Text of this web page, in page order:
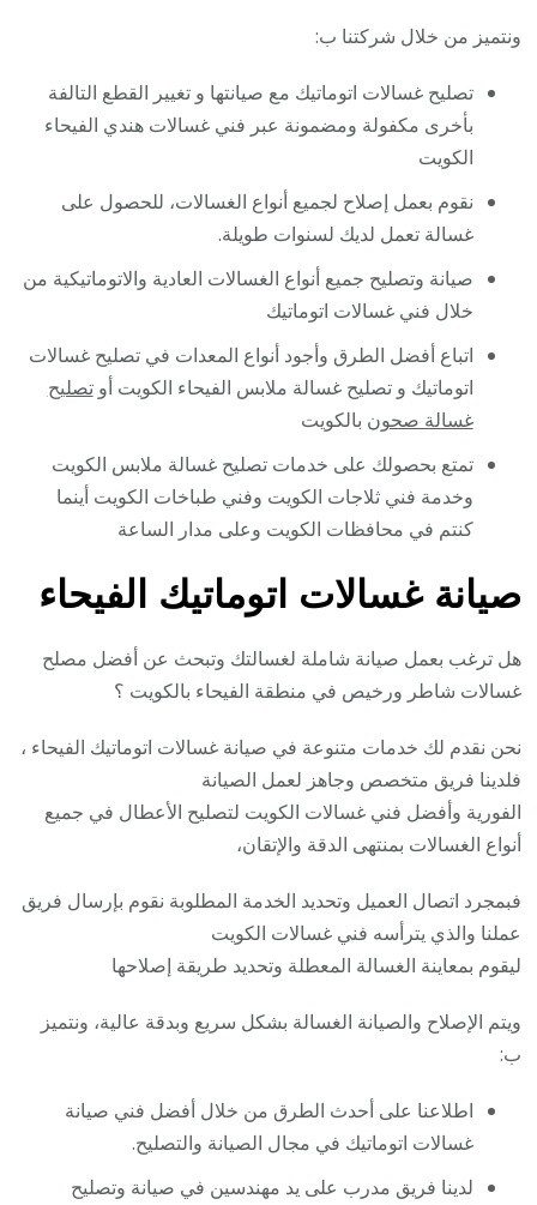
ونتميز من خلال شركتنا ب:
تصليح غسالات اتوماتيك مع صيانتها و تغيير القطع التالفة
بأخرى مكفولة ومضمونة عبر فني غسالات هندي الفيحاء
الكويت
نقوم بعمل إصلاح لجميع أنواع الغسالات، للحصول على
غسالة تعمل لديك لسنوات طويلة.
صيانة وتصليح جميع أنواع الغسالات العادية والاتوماتيكية من
خلال فني غسالات اتوماتيك
اتباع أفضل الطرق وأجود أنواع المعدات في تصليح غسالات
اتوماتيك و تصليح غسالة ملابس الفيحاء الكويت أوتصليح
غسالة صحون بالكويت
تمتع بحصولك على خدمات تصليح غسالة ملابس الكويت
وخدمة فني ثلاجات الكويت وفني طباخات الكويت أينما
كنتم في محافظات الكويت وعلى مدار الساعة
صيانة غسالات اتوماتيك الفيحاء
هل ترغب بعمل صيانة شاملة لغسالتك وتبحث عن أفضل مصلح
غسالات شاطر ورخيص في منطقة الفيحاء بالكويت ؟
نحن نقدم لك خدمات متنوعة في صيانة غسالات اتوماتيك الفيحاء ،
فلدينا فريق متخصص وجاهز لعمل الصيانة
الفورية وأفضل فني غسالات الكويت لتصليح الأعطال في جميع
أنواع الغسالات بمنتهى الدقة والإتقان،
فبمجرد اتصال العميل وتحديد الخدمة المطلوبة نقوم بإرسال فريق
عملنا والذي يترأسه فني غسالات الكويت
ليقوم بمعاينة الغسالة المعطلة وتحديد طريقة إصلاحها
ويتم الإصلاح والصيانة الغسالة بشكل سريع وبدقة عالية، ونتميز
ب:
اطلاعنا على أحدث الطرق من خلال أفضل فني صيانة
غسالات اتوماتيك في مجال الصيانة والتصليح.
لدينا فريق مدرب على يد مهندسين في صيانة وتصليح